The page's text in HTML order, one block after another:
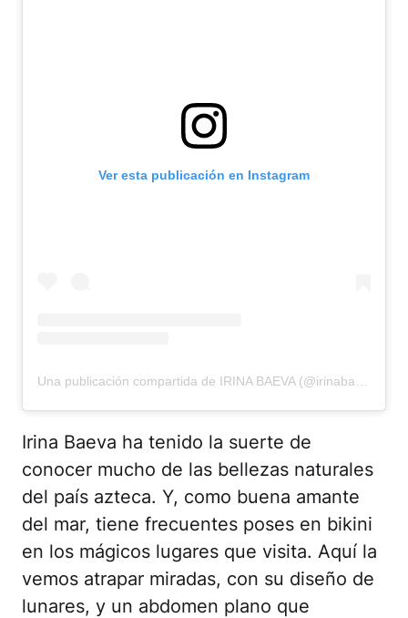
Ver esta publicación en Instagram
Irina Baeva ha tenido la suerte de
conocer mucho de las bellezas naturales
del país azteca. Y, como buena amante
del mar, tiene frecuentes poses en bikini
en los mágicos lugares que visita. Aquí la
vemos atrapar miradas, con su diseño de
lunares, y un abdomen plano que